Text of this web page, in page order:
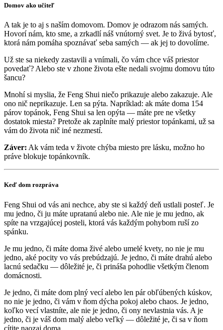
Domov ako učiteľ
A tak je to aj s naším domovom. Domov je odrazom nás samých.
Hovorí nám, kto sme, a zrkadlí náš vnútorný svet. Je to živá bytosť,
ktorá nám pomáha spoznávať seba samých — ak jej to dovolíme.
Už ste sa niekedy zastavili a vnímali, čo vám chce váš priestor
povedať? Alebo ste v zhone života ešte nedali svojmu domovu túto
šancu?
Mnohí si myslia, že Feng Shui niečo prikazuje alebo zakazuje. Ale
ono nič neprikazuje. Len sa pýta. Napríklad: ak máte doma 154
párov topánok, Feng Shui sa len opýta — máte pre ne všetky
dostatok miesta? Pretože ak zaplníte malý priestor topánkami, už sa
vám do života nič iné nezmestí.
Záver: Ak vám teda v živote chýba miesto pre lásku, možno ho
práve blokuje topánkovník.
Keď dom rozpráva
Feng Shui od vás ani nechce, aby ste si každý deň ustlali posteľ. Je
mu jedno, či ju máte upratanú alebo nie. Ale nie je mu jedno, ak
spíte na vrzgajúcej posteli, ktorá vás každým pohybom ruší zo
spánku.
Je mu jedno, či máte doma živé alebo umelé kvety, no nie je mu
jedno, aké pocity vo vás prebúdzajú. Je jedno, či máte drahú alebo
lacnú sedačku — dôležité je, či prináša pohodlie všetkým členom
domácnosti.
Je jedno, či máte dom plný vecí alebo len pár obľúbených kúskov,
no nie je jedno, či vám v ňom dýcha pokoj alebo chaos. Je jedno,
koľko vecí vlastníte, ale nie je jedno, či ony nevlastnia vás. A je
jedno, či je váš dom malý alebo veľký — dôležité je, či sa v ňom
cítite naozaj doma.